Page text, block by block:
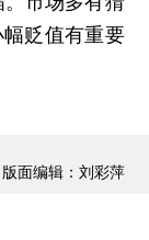
贬值有重要
版面编辑：刘彩萍